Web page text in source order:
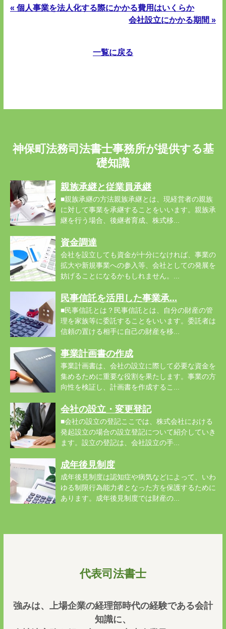
« 個人事業を法人化する際にかかる費用はいくらか
会社設立にかかる期間 »
一覧に戻る
神保町法務司法書士事務所が提供する基
礎知識
親族承継と従業員承継
■親族承継の方法親族承継とは、現経営者の親族
に対して事業を承継することをいいます。親族承
継を行う場合、後継者育成、株式移...
資金調達
会社を設立しても資金が十分になければ、事業の
拡大や新規事業への参入等、会社としての発展を
妨げることになるかもしれません。...
民事信託を活用した事業承...
■民事信託とは？民事信託とは、自分の財産の管
理を家族等に委託することをいいます。委託者は
信頼の置ける相手に自己の財産を移...
事業計画書の作成
事業計画書は、会社の設立に際して必要な資金を
集めるために重要な役割を果たします。事業の方
向性を検証し、計画書を作成するこ...
会社の設立・変更登記
■会社の設立の登記ここでは、株式会社における
発起設立の場合の設立登記について紹介していき
ます。設立の登記は、会社設立の手...
成年後見制度
成年後見制度は認知症や病気などによって、いわ
ゆる制限行為能力者となった方を保護するために
あります。成年後見制度では財産の...
代表司法書士
強みは、上場企業の経理部時代の経験である会計
知識に、